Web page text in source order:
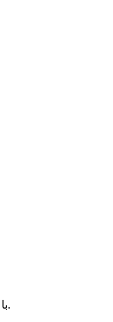
با توجه به حاشیه های کانون وکلای اسکودا مبنی بر اعتراض و درخواست تغییر یا حذف قانون طرح تسهیل آزمون کانون 17 آبان 1403برگزار خواهد شد.